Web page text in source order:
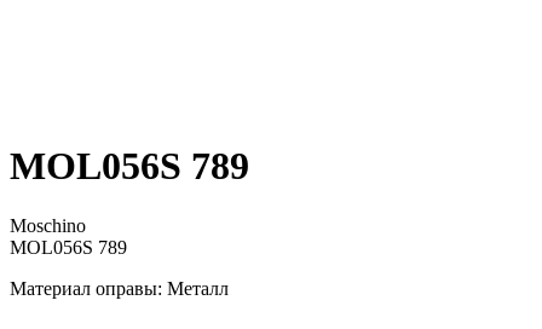
MOL056S 789
Moschino
MOL056S 789
Материал оправы: Металл